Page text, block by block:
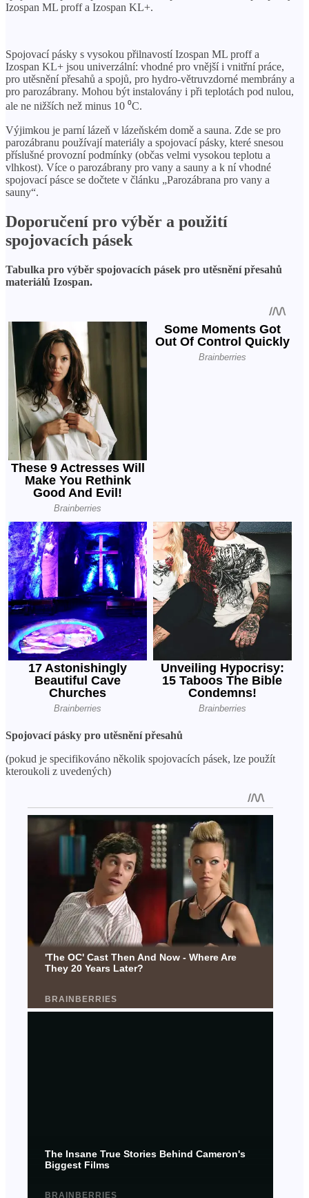
Izospan ML proff a Izospan KL+.
Spojovací pásky s vysokou přilnavostí Izospan ML proff a
Izospan KL+ jsou univerzální: vhodné pro vnější i vnitřní práce,
pro utěsnění přesahů a spojů, pro hydro-větruvzdorné membrány a
pro parozábrany. Mohou být instalovány i při teplotách pod nulou,
ale ne nižších než minus 10 ⁰С.
Výjimkou je parní lázeň v lázeňském domě a sauna. Zde se pro
parozábranu používají materiály a spojovací pásky, které snesou
příslušné provozní podmínky (občas velmi vysokou teplotu a
vlhkost). Více o parozábrany pro vany a sauny a k ní vhodné
spojovací pásce se dočtete v článku „Parozábrana pro vany a
sauny“.
Doporučení pro výběr a použití
spojovacích pásek
Tabulka pro výběr spojovacích pásek pro utěsnění přesahů
materiálů Izospan.
Spojovací pásky pro utěsnění přesahů
(pokud je specifikováno několik spojovacích pásek, lze použít
kteroukoli z uvedených)